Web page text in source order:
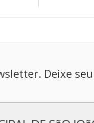
Deixe